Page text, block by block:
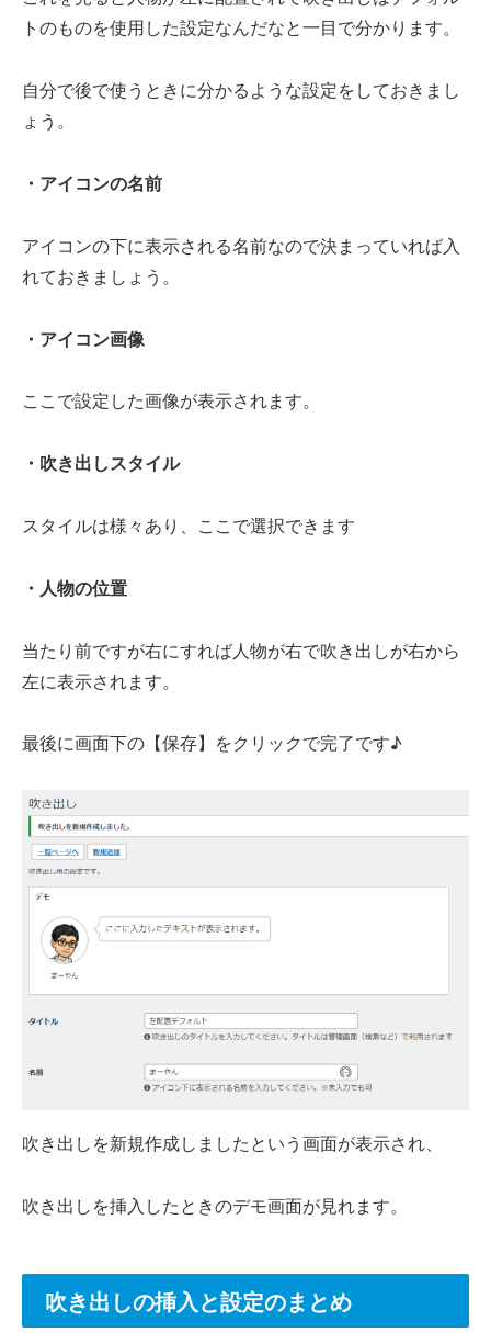
トのものを使用した設定なんだなと一目で分かります。
自分で後で使うときに分かるような設定をしておきまし
ょう。
・アイコンの名前
アイコンの下に表示される名前なので決まっていれば入
れておきましょう。
・アイコン画像
ここで設定した画像が表示されます。
・吹き出しスタイル
スタイルは様々あり、ここで選択できます
・人物の位置
当たり前ですが右にすれば人物が右で吹き出しが右から
左に表示されます。
最後に画面下の【保存】をクリックで完了です♪
吹き出しを新規作成しましたという画面が表示され、
吹き出しを挿入したときのデモ画面が見れます。
吹き出しの挿入と設定のまとめ